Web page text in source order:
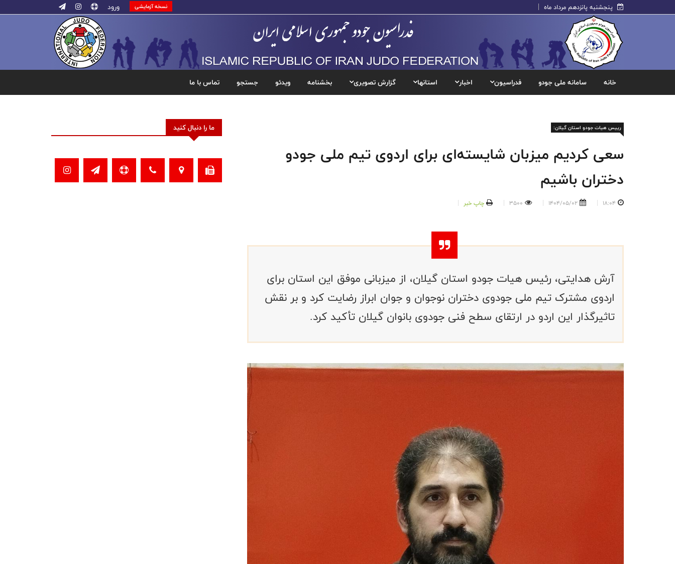
پنجشنبه پانزدهم مرداد ماه نسخه آزمایشی ورود
خانه سامانه ملی جودو فدراسیون اخبار استانها گزارش تصویری بخشنامه ویدئو جستجو تماس با ما
رییس هیات جودو استان گیلان:
سعی کردیم میزبان شایسته‌ای برای اردوی تیم ملی جودو
دختران باشیم
18:04
1404/05/02
3500 چاپ خبر
آرش هدایتی، رئیس هیات جودو استان گیلان، از میزبانی موفق این استان برای
اردوی مشترک تیم ملی جودوی دختران نوجوان و جوان ابراز رضایت کرد و بر نقش
تاثیرگذار این اردو در ارتقای سطح فنی جودوی بانوان گیلان تأکید کرد.
ما را دنبال کنید